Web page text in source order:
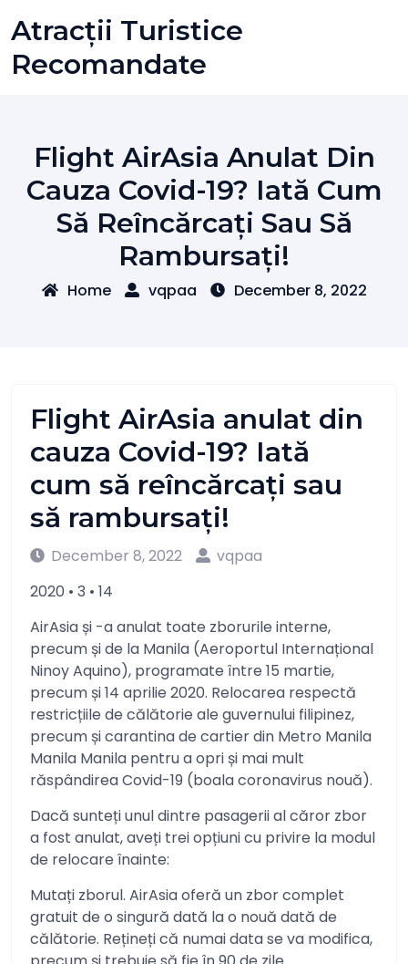
to
content
Atracții Turistice
Recomandate
Flight AirAsia Anulat Din
Cauza Covid-19? Iată Cum
Să Reîncărcați Sau Să
Rambursați!
Home vqpaa December 8, 2022
Flight AirAsia anulat din
cauza Covid-19? Iată
cum să reîncărcați sau
să rambursați!
December 8, 2022
vqpaa
2020 • 3 • 14
AirAsia și -a anulat toate zborurile interne,
precum și de la Manila (Aeroportul Internațional
Ninoy Aquino), programate între 15 martie,
precum și 14 aprilie 2020. Relocarea respectă
restricțiile de călătorie ale guvernului filipinez,
precum și carantina de cartier din Metro Manila
Manila Manila pentru a opri și mai mult
răspândirea Covid-19 (boala coronavirus nouă).
Dacă sunteți unul dintre pasagerii al căror zbor
a fost anulat, aveți trei opțiuni cu privire la modul
de relocare înainte:
Mutați zborul. AirAsia oferă un zbor complet
gratuit de o singură dată la o nouă dată de
călătorie. Rețineți că numai data se va modifica,